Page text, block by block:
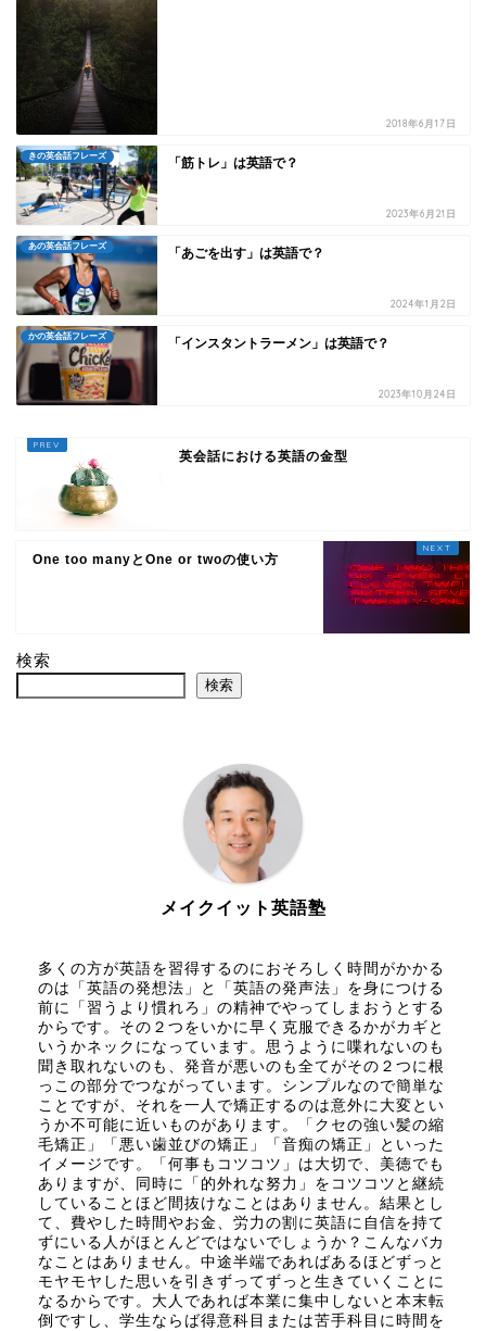
2018年6月17日
きの英会話フレーズ 「筋トレ」は英語で？
2023年6月21日
あの英会話フレーズ 「あごを出す」は英語で？
2024年1月2日
かの英会話フレーズ 「インスタントラーメン」は英語で？
2023年10月24日
英会話における英語の金型
One too manyとOne or twoの使い方
検索
検索
メイクイット英語塾
多くの方が英語を習得するのにおそろしく時間がかかる
のは「英語の発想法」と「英語の発声法」を身につける
前に「習うより慣れろ」の精神でやってしまおうとする
からです。その２つをいかに早く克服できるかがカギと
いうかネックになっています。思うように喋れないのも
聞き取れないのも、発音が悪いのも全てがその２つに根
っこの部分でつながっています。シンプルなので簡単な
ことですが、それを一人で矯正するのは意外に大変とい
うか不可能に近いものがあります。「クセの強い髪の縮
毛矯正」「悪い歯並びの矯正」「音痴の矯正」といった
イメージです。「何事もコツコツ」は大切で、美徳でも
ありますが、同時に「的外れな努力」をコツコツと継続
していることほど間抜けなことはありません。結果とし
て、費やした時間やお金、労力の割に英語に自信を持て
ずにいる人がほとんどではないでしょうか？こんなバカ
なことはありません。中途半端であればあるほどずっと
モヤモヤした思いを引きずってずっと生きていくことに
なるからです。大人であれば本業に集中しないと本末転
倒ですし、学生ならば得意科目または苦手科目に時間を